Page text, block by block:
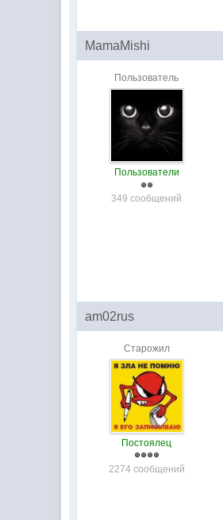
MamaMishi
Пользователь
Пользователи
349 сообщений
am02rus
Старожил
Постоялец
2274 сообщений